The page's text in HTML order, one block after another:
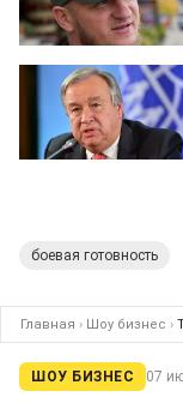
боевая готовность
Главная › Шоу бизнес ›
ШОУ БИЗНЕС 07